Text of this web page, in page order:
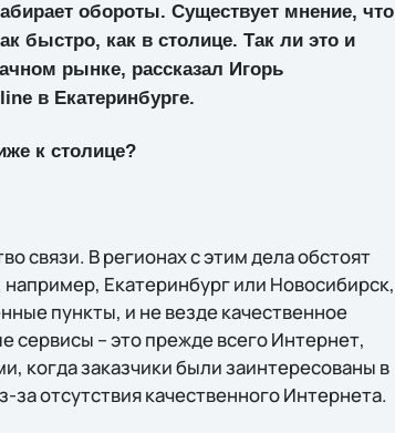
обороты. Существует мнение, что
быстро, как в столице. Так ли это и
рынке, рассказал Игорь
в Екатеринбурге.
к столице?
связи. В регионах с этим дела обстоят
Екатеринбург или Новосибирск,
пункты, и не везде качественное
сервисы – это прежде всего Интернет,
когда заказчики были заинтересованы в
отсутствия качественного Интернета.